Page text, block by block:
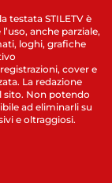
testata STILETV è
anche parziale,
loghi, grafiche
cover e
La redazione
sito. Non potendo
ad eliminarli su
e oltraggiosi.